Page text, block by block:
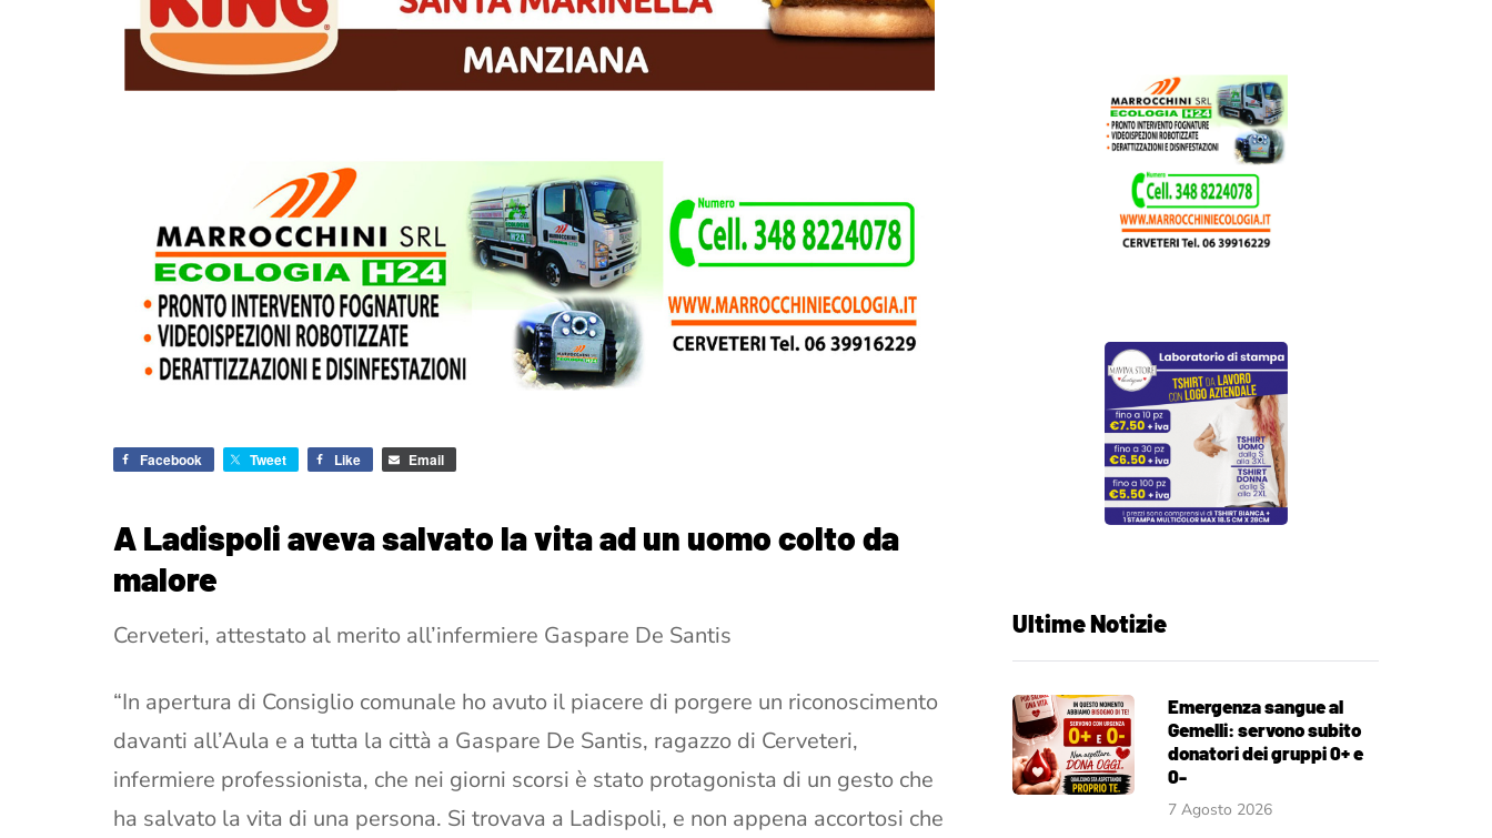
Facebook Tweet Like Email
A Ladispoli aveva salvato la vita ad un uomo colto da
malore
Cerveteri, attestato al merito all’infermiere Gaspare De Santis
“In apertura di Consiglio comunale ho avuto il piacere di porgere un riconoscimento
davanti all’Aula e a tutta la città a Gaspare De Santis, ragazzo di Cerveteri,
infermiere professionista, che nei giorni scorsi è stato protagonista di un gesto che
ha salvato la vita di una persona. Si trovava a Ladispoli, e non appena accortosi che
Ultime Notizie
Emergenza sangue al
Gemelli: servono subito
donatori dei gruppi 0+ e
0-
7 Agosto 2026